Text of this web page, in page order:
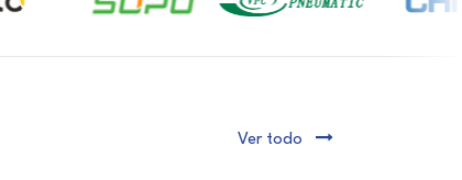
Ver todo